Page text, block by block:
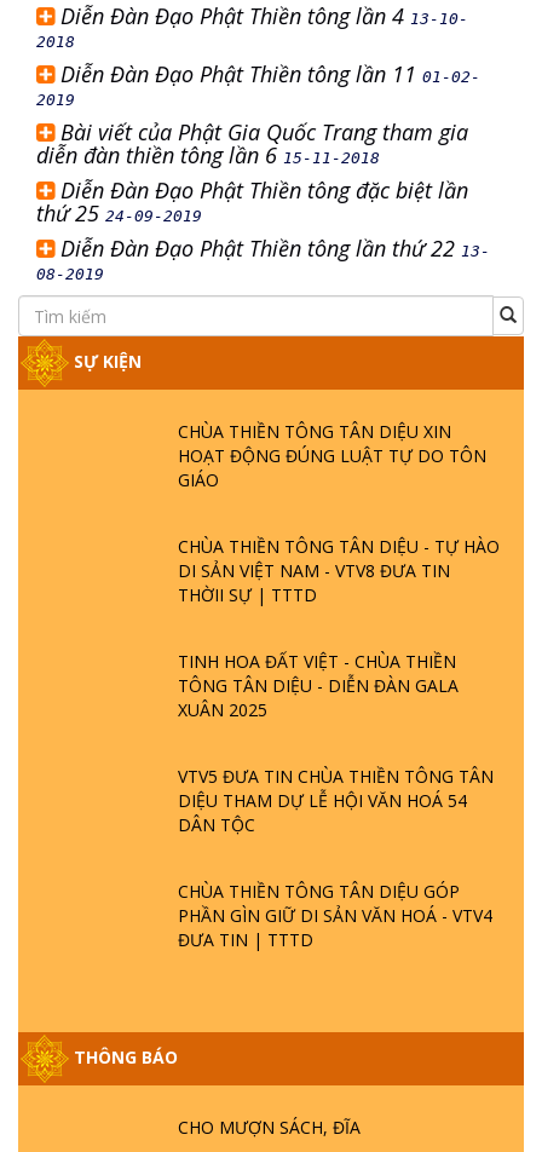
Diễn Đàn Đạo Phật Thiền tông lần 4 13-10-
2018
Diễn Đàn Đạo Phật Thiền tông lần 11 01-02-
2019
Bài viết của Phật Gia Quốc Trang tham gia
diễn đàn thiền tông lần 6 15-11-2018
Diễn Đàn Đạo Phật Thiền tông đặc biệt lần
thứ 25 24-09-2019
Diễn Đàn Đạo Phật Thiền tông lần thứ 22 13-
08-2019
SỰ KIỆN
CHÙA THIỀN TÔNG TÂN DIỆU XIN
HOẠT ĐỘNG ĐÚNG LUẬT TỰ DO TÔN
GIÁO
CHÙA THIỀN TÔNG TÂN DIỆU - TỰ HÀO
DI SẢN VIỆT NAM - VTV8 ĐƯA TIN
THỜII SỰ | TTTD
TINH HOA ĐẤT VIỆT - CHÙA THIỀN
TÔNG TÂN DIỆU - DIỄN ĐÀN GALA
XUÂN 2025
VTV5 ĐƯA TIN CHÙA THIỀN TÔNG TÂN
DIỆU THAM DỰ LỄ HỘI VĂN HOÁ 54
DÂN TỘC
CHÙA THIỀN TÔNG TÂN DIỆU GÓP
PHẦN GÌN GIỮ DI SẢN VĂN HOÁ - VTV4
ĐƯA TIN | TTTD
THÔNG BÁO
CHO MƯỢN SÁCH, ĐĨA
GIẢI ĐÁP ĐẶC BIỆT P25 - SUỐT 49 NĂM
PHẬT KHÔNG NÓI? HỘI LONG HOA LÀ
HỘI GÌ? TỬ VÌ ĐẠO